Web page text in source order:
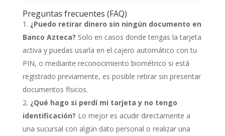
Preguntas frecuentes (FAQ)
¿Puedo retirar dinero sin ningún documento en
Banco Azteca? Solo en casos donde tengas la tarjeta
activa y puedas usarla en el cajero automático con tu
PIN, o mediante reconocimiento biométrico si está
registrado previamente, es posible retirar sin presentar
documentos físicos.
¿Qué hago si perdí mi tarjeta y no tengo
identificación? Lo mejor es acudir directamente a
una sucursal con algún dato personal o realizar una